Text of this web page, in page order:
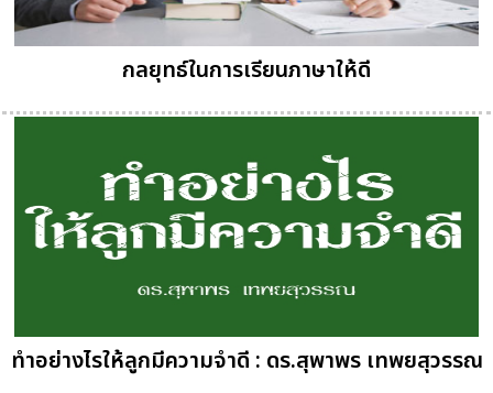
กลยุทธ์ในการเรียนภาษาให้ดี
ทำอย่างไรให้ลูกมีความจำดี : ดร.สุพาพร เทพยสุวรรณ